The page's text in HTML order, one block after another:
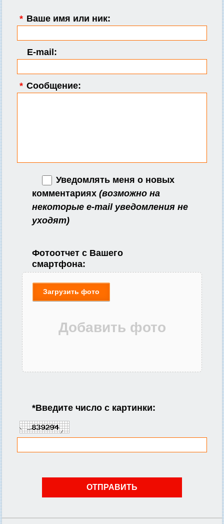
* Ваше имя или ник:
E-mail:
* Сообщение:
Уведомлять меня о новых
комментариях (возможно на
некоторые e-mail уведомления не
уходят)
Фотоотчет с Вашего
смартфона:
Загрузить фото
*Введите число с картинки: